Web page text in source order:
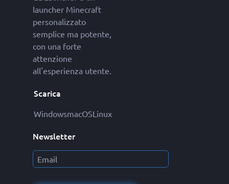
launcher Minecraft
personalizzato
semplice ma potente,
con una forte
attenzione
all'esperienza utente.
Scarica
WindowsmacOSLinux
Newsletter